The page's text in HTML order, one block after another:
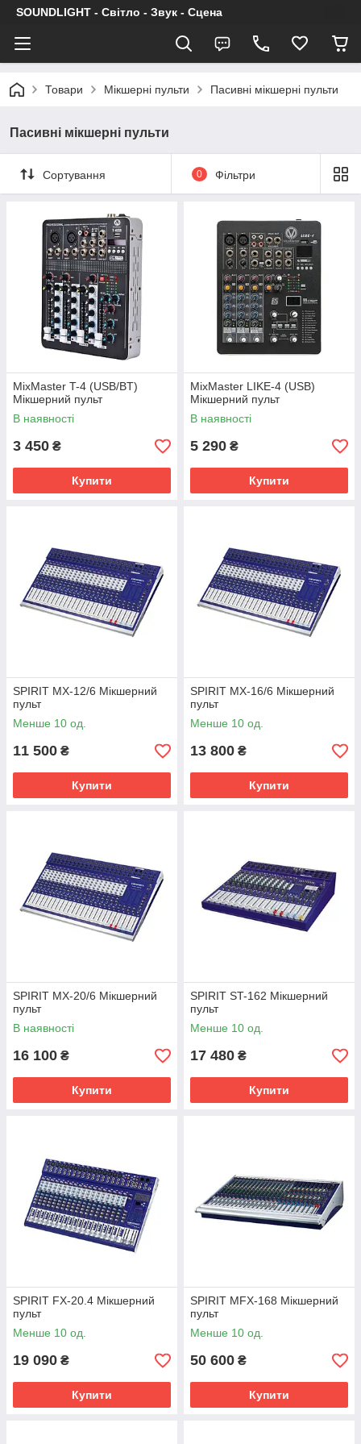
SOUNDLIGHT - Світло - Звук - Сцена
Товари Мікшерні пульти Пасивні мікшерні пульти
Пасивні мікшерні пульти
Сортування 0 Фільтри
MixMaster T-4 (USB/BT)
Мікшерний пульт
В наявності
3 450 ₴
Купити
MixMaster LIKE-4 (USB)
Мікшерний пульт
В наявності
5 290 ₴
Купити
SPIRIT MX-12/6 Мікшерний
пульт
Менше 10 од.
11 500 ₴
Купити
SPIRIT MX-16/6 Мікшерний
пульт
Менше 10 од.
13 800 ₴
Купити
SPIRIT MX-20/6 Мікшерний
пульт
В наявності
16 100 ₴
Купити
SPIRIT ST-162 Мікшерний
пульт
Менше 10 од.
17 480 ₴
Купити
SPIRIT FX-20.4 Мікшерний
пульт
Менше 10 од.
19 090 ₴
Купити
SPIRIT MFX-168 Мікшерний
пульт
Менше 10 од.
50 600 ₴
Купити